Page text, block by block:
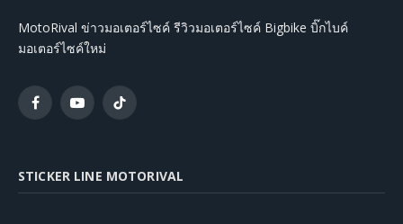
MotoRival ข่าวมอเตอร์ไซค์ รีวิวมอเตอร์ไซค์ Bigbike บิ๊กไบค์
มอเตอร์ไซค์ใหม่
FacebookYouTubeTikTok
STICKER LINE MOTORIVAL